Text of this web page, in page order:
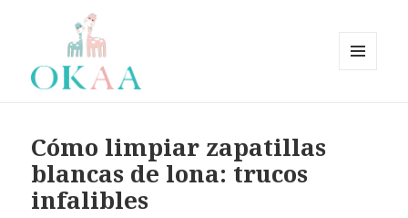
zapatos niño, zapatos niña.
Zapatería Infantil OkaaSpain
fabricados en España –
Cómo limpiar zapatillas
blancas de lona: trucos
infalibles